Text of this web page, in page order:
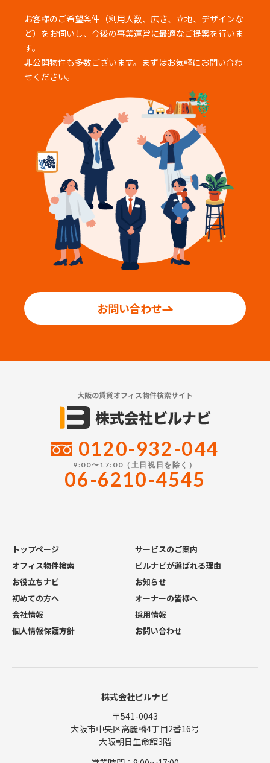
お客様のご希望条件（利用人数、広さ、立地、デザインな
ど）をお伺いし、 今後の事業運営に最適なご提案を行いま
す。
非公開物件も多数ございます。まずはお気軽にお問い合わ
せください。
お問い合わせ
大阪の賃貸オフィス物件検索サイト
0120-932-044
9:00〜17:00（土日祝日を除く）
06-6210-4545
トップページ
サービスのご案内
オフィス物件検索
ビルナビが選ばれる理由
お役立ちナビ
お知らせ
初めての方へ
オーナーの皆様へ
会社情報
採用情報
個人情報保護方針
お問い合わせ
株式会社ビルナビ
〒541-0043
大阪市中央区高麗橋4丁目2番16号
大阪朝日生命館3階